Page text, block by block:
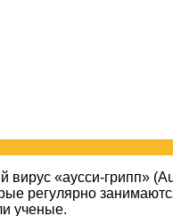
«аусси-грипп»
регулярно
ученые.